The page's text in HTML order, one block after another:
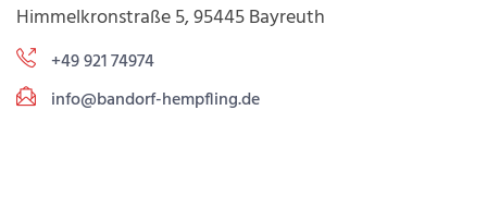
Himmelkronstraße 5, 95445 Bayreuth
+49 921 74974
info@bandorf-hempfling.de